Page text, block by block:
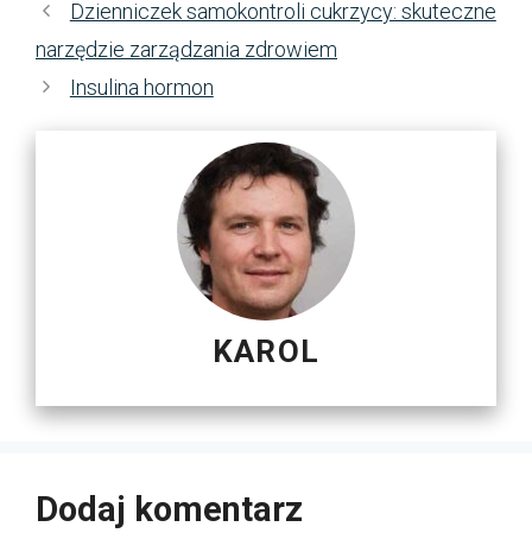
Dzienniczek samokontroli cukrzycy: skuteczne
narzędzie zarządzania zdrowiem
Insulina hormon
KAROL
Dodaj komentarz